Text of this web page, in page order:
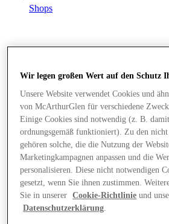
Shops
Wir legen großen Wert auf den Schutz
Unsere Website verwendet Cookies und
von McArthurGlen für verschiedene
Einige Cookies sind notwendig (z. B.
ordnungsgemäß funktioniert). Zu den
gehören solche, die die Nutzung der
Marketingkampagnen anpassen und die
personalisieren. Diese nicht notwendigen
gesetzt, wenn Sie ihnen zustimmen.
Sie in unserer
Cookie-Richtlinie und
Datenschutzerklärung